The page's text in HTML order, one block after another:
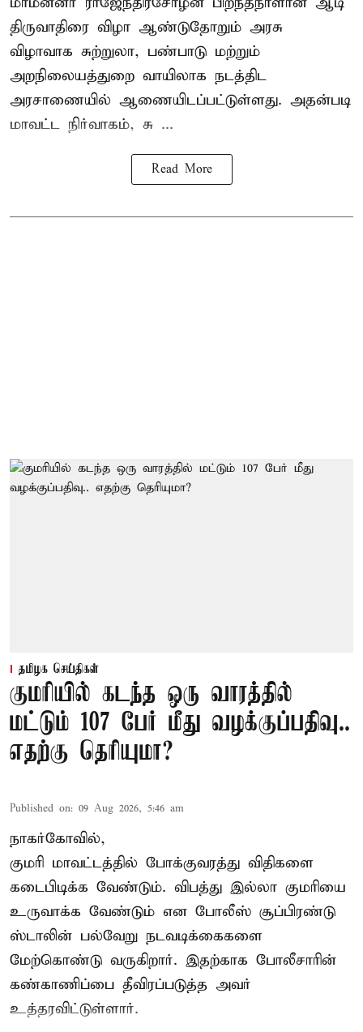
திருவாதிரை விழா ஆண்டுதோறும் அரசு
விழாவாக சுற்றுலா, பண்பாடு மற்றும்
அறநிலையத்துறை வாயிலாக நடத்திட
அரசாணையில் ஆணையிடப்பட்டுள்ளது. அதன்படி
மாவட்ட நிர்வாகம், சு ...
Read More
தமிழக செய்திகள்
குமரியில் கடந்த ஒரு வாரத்தில்
மட்டும் 107 பேர் மீது வழக்குப்பதிவு..
எதற்கு தெரியுமா?
Published on: 09 Aug 2026, 5:46 am
நாகர்கோவில்,
குமரி மாவட்டத்தில் போக்குவரத்து விதிகளை
கடைபிடிக்க வேண்டும். விபத்து இல்லா குமரியை
உருவாக்க வேண்டும் என போலீஸ் சூப்பிரண்டு
ஸ்டாலின் பல்வேறு நடவடிக்கைகளை
மேற்கொண்டு வருகிறார். இதற்காக போலீசாரின்
கண்காணிப்பை தீவிரப்படுத்த அவர்
உத்தரவிட்டுள்ளார்.